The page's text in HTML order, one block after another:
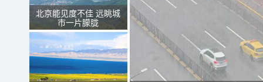
北京能见度不佳 远眺城
市一片朦胧